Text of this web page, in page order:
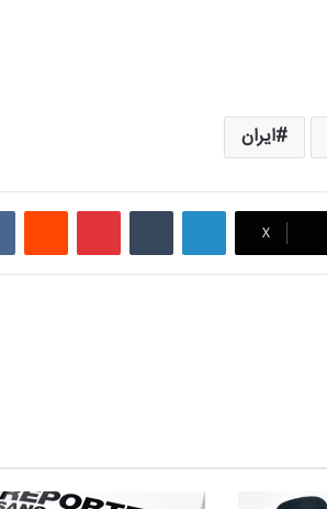
ایران
X
لینکدین ‫پین‌ترست ‫رددیت